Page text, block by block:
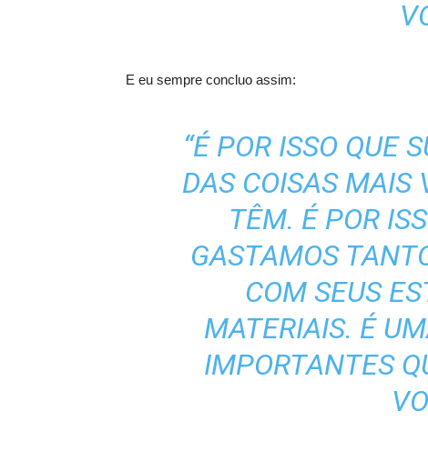
E eu sempre concluo assim:
“É POR ISSO QUE
DAS COISAS MAIS
TÊM. É POR
GASTAMOS
COM SEUS
MATERIAIS. É
IMPORTANTES